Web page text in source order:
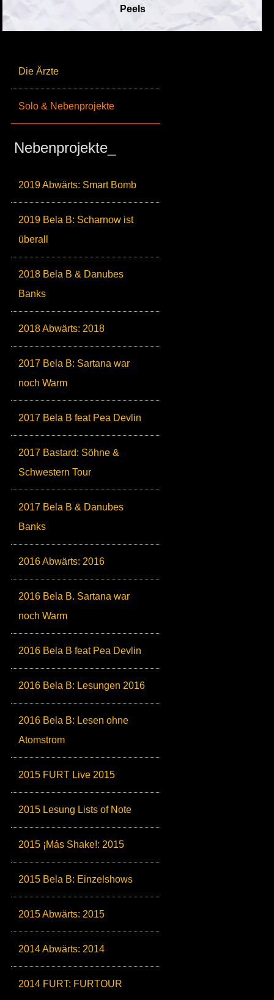
Die Ärzte
Solo & Nebenprojekte
Nebenprojekte_
2019 Abwärts: Smart Bomb
2019 Bela B: Scharnow ist
überall
2018 Bela B & Danubes
Banks
2018 Abwärts: 2018
2017 Bela B: Sartana war
noch Warm
2017 Bela B feat Pea Devlin
2017 Bastard: Söhne &
Schwestern Tour
2017 Bela B & Danubes
Banks
2016 Abwärts: 2016
2016 Bela B. Sartana war
noch Warm
2016 Bela B feat Pea Devlin
2016 Bela B: Lesungen 2016
2016 Bela B: Lesen ohne
Atomstrom
2015 FURT Live 2015
2015 Lesung Lists of Note
2015 ¡Más Shake!: 2015
2015 Bela B: Einzelshows
2015 Abwärts: 2015
2014 Abwärts: 2014
2014 FURT: FURTOUR
Peels